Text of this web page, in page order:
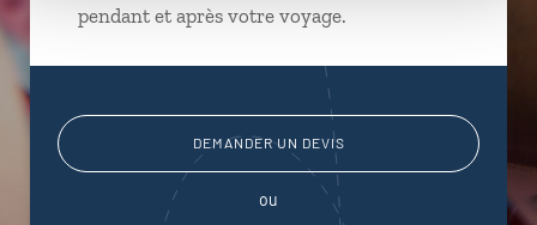
pendant et après votre voyage.
DEMANDER UN DEVIS
ou